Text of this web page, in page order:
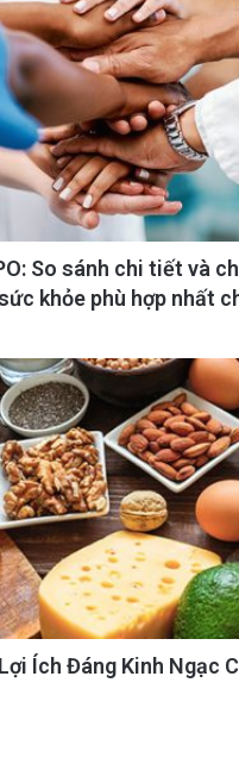
So sánh chi tiết và
khỏe phù hợp nhất
Ích Đáng Kinh Ngạc